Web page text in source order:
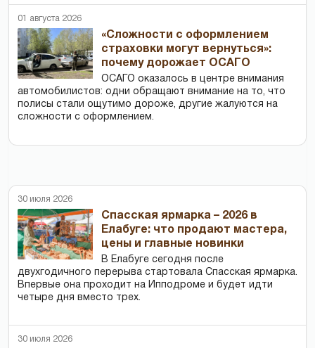
01 августа 2026
«Сложности с оформлением
страховки могут вернуться»:
почему дорожает ОСАГО
ОСАГО оказалось в центре внимания
автомобилистов: одни обращают внимание на то, что
полисы стали ощутимо дороже, другие жалуются на
сложности с оформлением.
30 июля 2026
Спасская ярмарка – 2026 в
Елабуге: что продают мастера,
цены и главные новинки
В Елабуге сегодня после
двухгодичного перерыва стартовала Спасская ярмарка.
Впервые она проходит на Ипподроме и будет идти
четыре дня вместо трех.
30 июля 2026